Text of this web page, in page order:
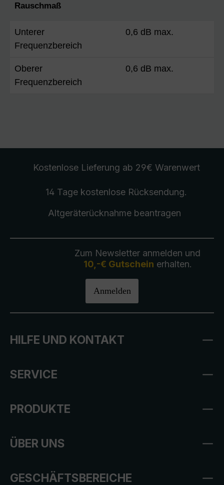
Rauschmaß
Unterer
Frequenzbereich
0,6 dB max.
Oberer
Frequenzbereich
0,6 dB max.
Kostenlose Lieferung ab 29€ Warenwert
14 Tage kostenlose Rücksendung.
Altgeräterücknahmebeantragen
Zum Newsletter anmelden und
10,-€ Gutschein erhalten.
Anmelden
HILFE UND KONTAKT
SERVICE
PRODUKTE
ÜBER UNS
GESCHÄFTSBEREICHE